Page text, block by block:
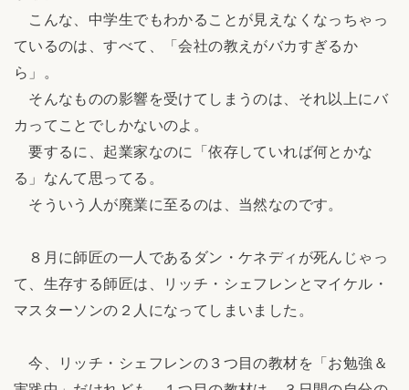
こんな、中学生でもわかることが見えなくなっちゃっ
ているのは、すべて、「会社の教えがバカすぎるか
ら」。
そんなものの影響を受けてしまうのは、それ以上にバ
カってことでしかないのよ。
要するに、起業家なのに「依存していれば何とかな
る」なんて思ってる。
そういう人が廃業に至るのは、当然なのです。
８月に師匠の一人であるダン・ケネディが死んじゃっ
て、生存する師匠は、リッチ・シェフレンとマイケル・
マスターソンの２人になってしまいました。
今、リッチ・シェフレンの３つ目の教材を「お勉強＆